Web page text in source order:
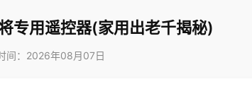
专用遥控器(家用出老千揭秘)
间：2026年08月07日